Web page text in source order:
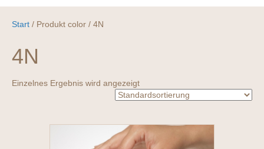
Start / Produkt color / 4N
4N
Einzelnes Ergebnis wird angezeigt